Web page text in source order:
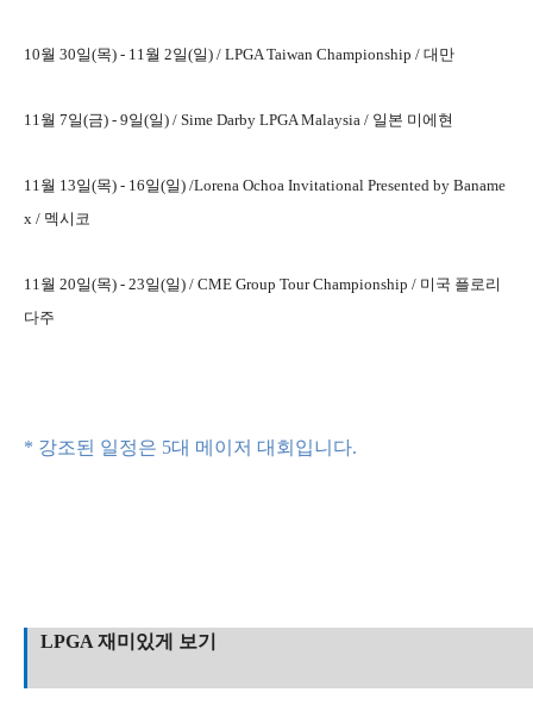
10월 30일(목) - 11월 2일(일) / LPGA Taiwan Championship / 대만
11월 7일(금) - 9일(일) / Sime Darby LPGA Malaysia / 일본 미에현
11월 13일(목) - 16일(일) /Lorena Ochoa Invitational Presented by Baname
x / 멕시코
11월 20일(목) - 23일(일) / CME Group Tour Championship / 미국 플로리
다주
* 강조된 일정은 5대 메이저 대회입니다.
LPGA 재미있게 보기